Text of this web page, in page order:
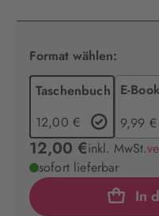
Format wählen:
Taschenbuch
12,00 €
E-Book
9,99 €
12,00 €inkl. MwSt.
sofort lieferbar
In